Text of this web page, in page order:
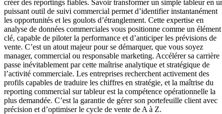
créer des reportings fiables. Savoir transformer un simple tableur en
puissant outil de suivi commercial permet d’identifier instantanément
les opportunités et les goulots d’étranglement. Cette expertise en
analyse de données commerciales vous positionne comme un élément
clé, capable de piloter la performance et d’anticiper les prévisions de
vente. C’est un atout majeur pour se démarquer, que vous soyez
manager, commercial ou responsable marketing. Accélérer sa carrière
passe inévitablement par cette maîtrise analytique et stratégique de
l’activité commerciale. Les entreprises recherchent activement des
profils capables de traduire les chiffres en stratégie, et la maîtrise du
reporting commercial sur tableur est la compétence opérationnelle la
plus demandée. C’est la garantie de gérer son portefeuille client avec
précision et d’optimiser le cycle de vente de A à Z.